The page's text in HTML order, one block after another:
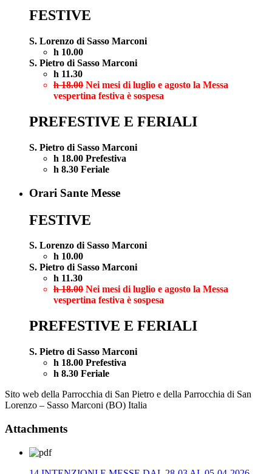
FESTIVE
S. Lorenzo di Sasso Marconi
h 10.00
S. Pietro di Sasso Marconi
h 11.30
h 18.00 Nei mesi di luglio e agosto la Messa
vespertina festiva è sospesa
PREFESTIVE E FERIALI
S. Pietro di Sasso Marconi
h 18.00 Prefestiva
h 8.30 Feriale
Orari Sante Messe
FESTIVE
S. Lorenzo di Sasso Marconi
h 10.00
S. Pietro di Sasso Marconi
h 11.30
h 18.00 Nei mesi di luglio e agosto la Messa
vespertina festiva è sospesa
PREFESTIVE E FERIALI
S. Pietro di Sasso Marconi
h 18.00 Prefestiva
h 8.30 Feriale
Sito web della Parrocchia di San Pietro e della Parrocchia di San
Lorenzo – Sasso Marconi (BO) Italia
Attachments